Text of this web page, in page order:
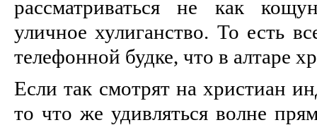
рассматриваться не как
уличное хулиганство. То есть
телефонной будке, что в алтаре
Если так смотрят на христиан
то что же удивляться волне